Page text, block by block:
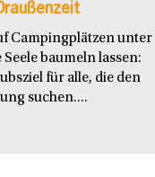
Campingplätzen unter
baumeln lassen:
für alle, die den
suchen....